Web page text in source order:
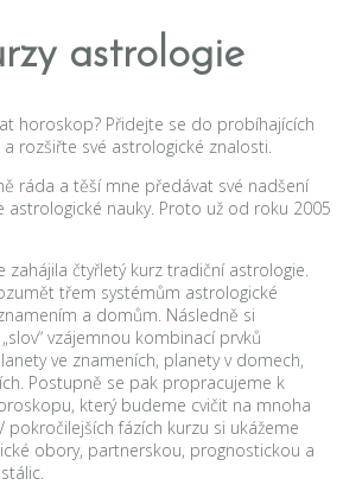
astrologie
horoskop? Přidejte se do probíhajících
rozšiřte své astrologické znalosti.
ráda a těší mne předávat své nadšení
nauky. Proto už od roku 2005
zahájila čtyřletý kurz tradiční astrologie.
třem systémům astrologické
a domům. Následně si
vzájemnou kombinací prvků
ve znameních, planety v domech,
Postupně se pak propracujeme k
který budeme cvičit na mnoha
pokročilejších fázích kurzu si ukážeme
obory, partnerskou, prognostickou a